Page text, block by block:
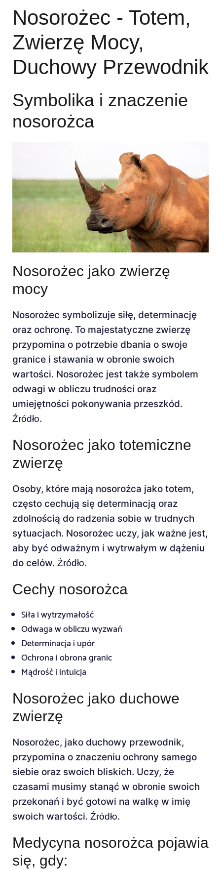
Nosorożec - Totem,
Zwierzę Mocy,
Duchowy Przewodnik
Symbolika i znaczenie
nosorożca
Nosorożec jako zwierzę
mocy
Nosorożec symbolizuje siłę, determinację
oraz ochronę. To majestatyczne zwierzę
przypomina o potrzebie dbania o swoje
granice i stawania w obronie swoich
wartości. Nosorożec jest także symbolem
odwagi w obliczu trudności oraz
umiejętności pokonywania przeszkód.
Źródło.
Nosorożec jako totemiczne
zwierzę
Osoby, które mają nosorożca jako totem,
często cechują się determinacją oraz
zdolnością do radzenia sobie w trudnych
sytuacjach. Nosorożec uczy, jak ważne jest,
aby być odważnym i wytrwałym w dążeniu
do celów. Źródło.
Cechy nosorożca
Siła i wytrzymałość
Odwaga w obliczu wyzwań
Determinacja i upór
Ochrona i obrona granic
Mądrość i intuicja
Nosorożec jako duchowe
zwierzę
Nosorożec, jako duchowy przewodnik,
przypomina o znaczeniu ochrony samego
siebie oraz swoich bliskich. Uczy, że
czasami musimy stanąć w obronie swoich
przekonań i być gotowi na walkę w imię
swoich wartości. Źródło.
Medycyna nosorożca pojawia
się, gdy: